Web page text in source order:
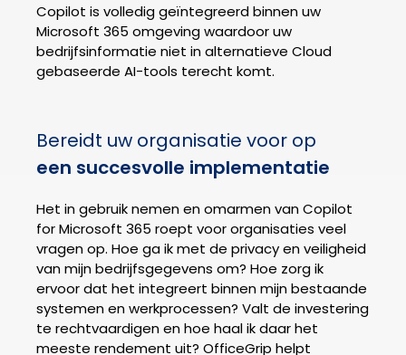
Copilot is volledig geïntegreerd binnen uw
Microsoft 365 omgeving waardoor uw
bedrijfsinformatie niet in alternatieve Cloud
gebaseerde AI-tools terecht komt.
Bereidt uw organisatie voor op
een succesvolle implementatie
Het in gebruik nemen en omarmen van Copilot
for Microsoft 365 roept voor organisaties veel
vragen op. Hoe ga ik met de privacy en veiligheid
van mijn bedrijfsgegevens om? Hoe zorg ik
ervoor dat het integreert binnen mijn bestaande
systemen en werkprocessen? Valt de investering
te rechtvaardigen en hoe haal ik daar het
meeste rendement uit? OfficeGrip helpt